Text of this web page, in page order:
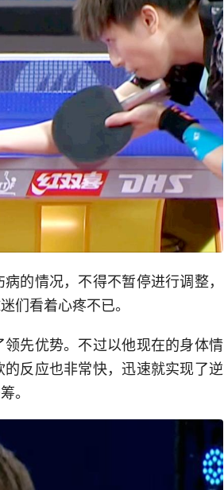
的情况，不得不暂停进行调整，
们看着心疼不已。
先优势。不过以他现在的身体情
反应也非常快，迅速就实现了逆
。